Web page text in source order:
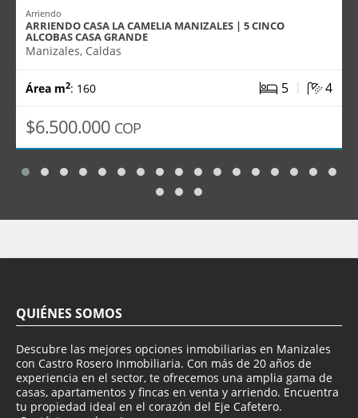
Arriendo
ARRIENDO CASA LA CAMELIA MANIZALES | 5 CINCO
ALCOBAS CASA GRANDE
Manizales, Caldas
Área m2: 160 5 | 4
$6.500.000 COP
QUIÉNES SOMOS
Descubre las mejores opciones inmobiliarias en Manizales
con Castro Rosero Inmobiliaria. Con más de 20 años de
experiencia en el sector, te ofrecemos una amplia gama de
casas, apartamentos y fincas en venta y arriendo. Encuentra
tu propiedad ideal en el corazón del Eje Cafetero.